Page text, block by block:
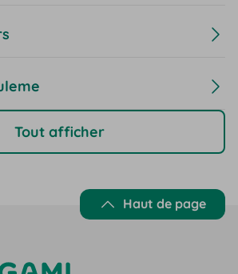
Tout afficher
Haut de page